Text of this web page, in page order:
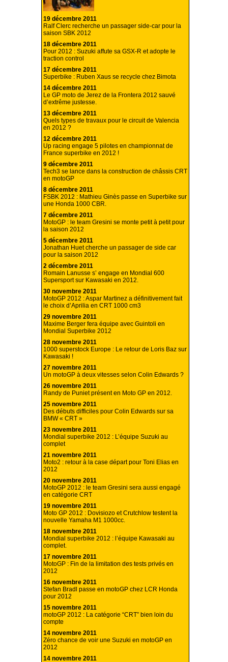
19 décembre 2011
Ralf Clerc recherche un passager side-car pour la
saison SBK 2012
18 décembre 2011
Pour 2012 : Suzuki affute sa GSX-R et adopte le
traction control
17 décembre 2011
Superbike : Ruben Xaus se recycle chez Bimota
14 décembre 2011
Le GP moto de Jerez de la Frontera 2012 sauvé
d’extrême justesse.
13 décembre 2011
Quels types de travaux pour le circuit de Valencia
en 2012 ?
12 décembre 2011
Up racing engage 5 pilotes en championnat de
France superbike en 2012 !
9 décembre 2011
Tech3 se lance dans la construction de châssis CRT
en motoGP
8 décembre 2011
FSBK 2012 : Mathieu Ginès passe en Superbike sur
une Honda 1000 CBR.
7 décembre 2011
MotoGP : le team Gresini se monte petit à petit pour
la saison 2012
5 décembre 2011
Jonathan Huet cherche un passager de side car
pour la saison 2012
2 décembre 2011
Romain Lanusse s’ engage en Mondial 600
Supersport sur Kawasaki en 2012.
30 novembre 2011
MotoGP 2012 : Aspar Martinez a définitivement fait
le choix d’Aprilia en CRT 1000 cm3
29 novembre 2011
Maxime Berger fera équipe avec Guintoli en
Mondial Superbike 2012
28 novembre 2011
1000 superstock Europe : Le retour de Loris Baz sur
Kawasaki !
27 novembre 2011
Un motoGP à deux vitesses selon Colin Edwards ?
26 novembre 2011
Randy de Puniet présent en Moto GP en 2012.
25 novembre 2011
Des débuts difficiles pour Colin Edwards sur sa
BMW « CRT »
23 novembre 2011
Mondial superbike 2012 : L’équipe Suzuki au
complet
21 novembre 2011
Moto2 : retour à la case départ pour Toni Elias en
2012
20 novembre 2011
MotoGP 2012 : le team Gresini sera aussi engagé
en catégorie CRT
19 novembre 2011
Moto GP 2012 : Dovisiozo et Crutchlow testent la
nouvelle Yamaha M1 1000cc.
18 novembre 2011
Mondial superbike 2012 : l’équipe Kawasaki au
complet.
17 novembre 2011
MotoGP : Fin de la limitation des tests privés en
2012
16 novembre 2011
Stefan Bradl passe en motoGP chez LCR Honda
pour 2012
15 novembre 2011
motoGP 2012 : La catégorie “CRT” bien loin du
compte
14 novembre 2011
Zéro chance de voir une Suzuki en motoGP en
2012
14 novembre 2011